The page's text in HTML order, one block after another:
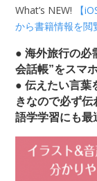
What’s NEW!
【
から書籍情報を閲
● 海外旅行の必
会話帳”をスマ
● 伝えたい言葉
きなので必ず伝
語学学習にも最